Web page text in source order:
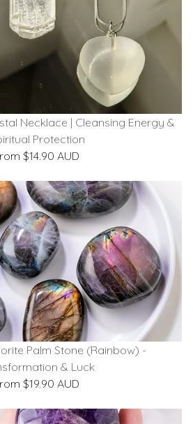
Necklace | Cleansing Energy &
Protection
$14.90 AUD
Palm Stone (Rainbow) -
& Luck
$19.90 AUD